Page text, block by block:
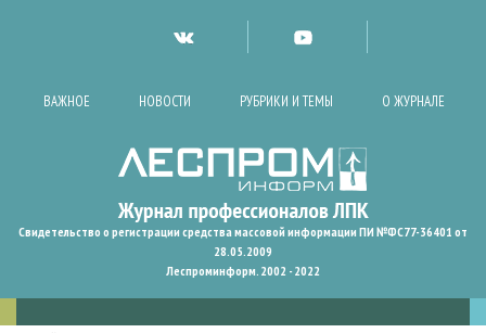
ВАЖНОЕ НОВОСТИ РУБРИКИ И ТЕМЫ О ЖУРНАЛЕ
Свидетельство о регистрации средства массовой информации ПИ №ФС77-36401 от
28.05.2009
Леспроминформ. 2002 - 2022